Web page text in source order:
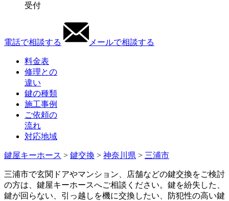
受付
電話で相談する メールで相談する
料金表
修理との
違い
鍵の種類
施工事例
ご依頼の
流れ
対応地域
鍵屋キーホース > 鍵交換 > 神奈川県 > 三浦市
三浦市で玄関ドアやマンション、店舗などの鍵交換をご検討
の方は、鍵屋キーホースへご相談ください。鍵を紛失した、
鍵が回らない、引っ越しを機に交換したい、防犯性の高い鍵